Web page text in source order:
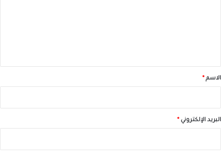
*الاسم*
البريد الإلكتروني*